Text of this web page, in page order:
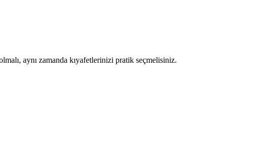
aynı zamanda kıyafetlerinizi pratik seçmelisiniz.